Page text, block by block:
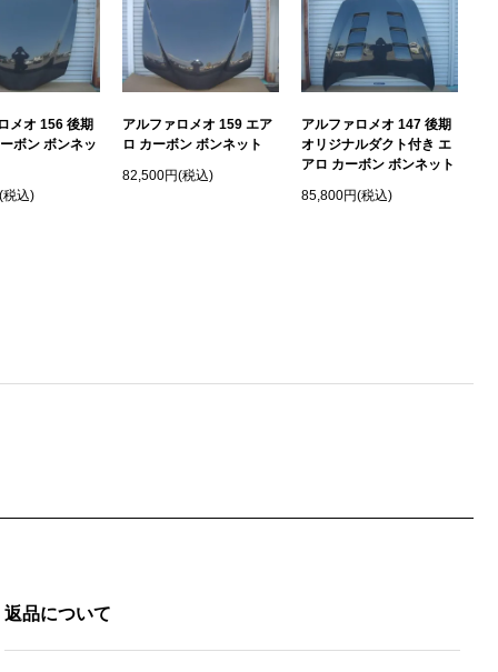
メオ 156 後期
ボン ボンネッ
税込)
アルファロメオ 159 エア
ロ カーボン ボンネット
82,500円(税込)
アルファロメオ 147 後期
オリジナルダクト付き エ
アロ カーボン ボンネット
85,800円(税込)
返品について